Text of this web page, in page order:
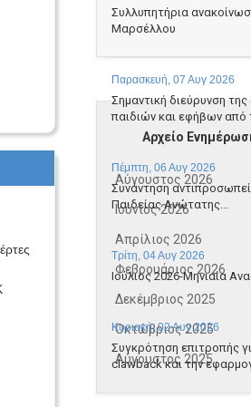
Συλλυπητήρια
Μαρσέλλου
Παρασκευή, 07 Αυγ 2026
Σημαντική διεύρυνση
παιδιών και εφήβων από
Πέμπτη, 06 Αυγ 2026
Συνάντηση
Παιδείας Ανώτατης...
Τρίτη, 04 Αυγ 2026
Ιούλιος 2026-Μηνιαία
Κυριακή, 02 Αυγ 2026
Συγκρότηση επιτροπής
clawback και την
Αρχείο
Αύγουστος 2026
Ιούνιος 2026
Απρίλιος 2026
Φεβρουάριος 2026
Δεκέμβριος 2025
Οκτώβριος 2025
Αύγουστος 2025